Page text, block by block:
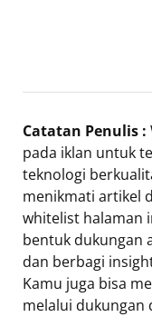
Catatan Penulis :
pada iklan untuk
teknologi
menikmati artikel
whitelist halaman
bentuk dukungan
dan berbagi
Kamu juga bisa
melalui dukungan